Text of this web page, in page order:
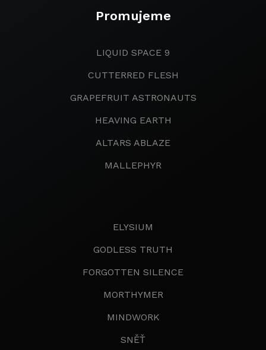
Promujeme
LIQUID SPACE 9
CUTTERRED FLESH
GRAPEFRUIT ASTRONAUTS
HEAVING EARTH
ALTARS ABLAZE
MALLEPHYR
ELYSIUM
GODLESS TRUTH
FORGOTTEN SILENCE
MORTHYMER
MINDWORK
SNĚŤ